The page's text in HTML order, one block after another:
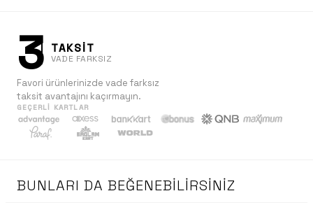
3 TAKSİT
VADE FARKSIZ
Favori ürünlerinizde vade farksız
taksit avantajını kaçırmayın.
GEÇERLI KARTLAR
BUNLARI DA BEĞENEBILIRSINIZ